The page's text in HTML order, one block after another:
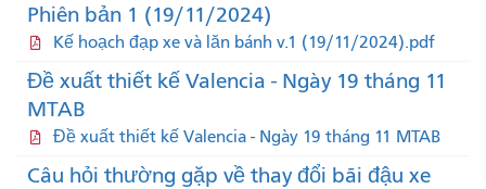
Phiên bản 1 (19/11/2024)
Kế hoạch đạp xe và lăn bánh v.1 (19/11/2024).pdf
Đề xuất thiết kế Valencia - Ngày 19 tháng 11
MTAB
Đề xuất thiết kế Valencia - Ngày 19 tháng 11 MTAB
Câu hỏi thường gặp về thay đổi bãi đậu xe